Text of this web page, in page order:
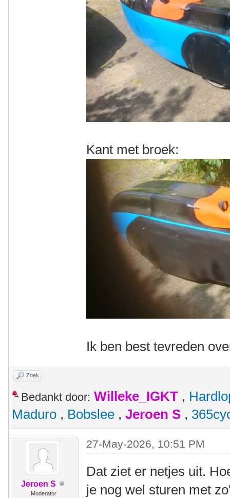
Kant met broek:
Ik ben best tevreden
Zoek
Bedankt door: Willeke_IGKT ,
Maduro , Bobslee , Jeroen S ,
Jeroen S
Moderator
27-May-2026, 10:51 PM
Dat ziet er netjes uit.
je nog wel sturen met